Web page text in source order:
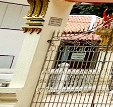
🟡แผนพัฒนา
🟡 บริหารงานบุคคล
🟡คำสั่ง
🟡กองคลัง